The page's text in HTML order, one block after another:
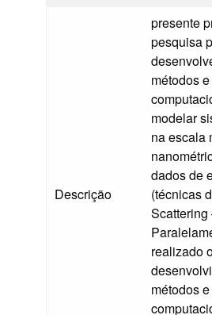
Descrição
presente
pesquisa
métodos
modelar
na escala
dados de
(técnicas
Scattering
realizado
métodos